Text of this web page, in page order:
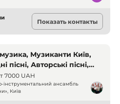
Показать контакты
Музиканти Київ,
пісні, Авторські пісні,
на свято, Живий звук,
музика, Український
7000 UAH
інструментальний ансамбль
Київ